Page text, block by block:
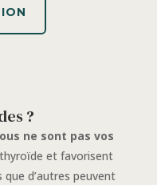
?
ne sont pas vos
et favorisent
d’autres peuvent